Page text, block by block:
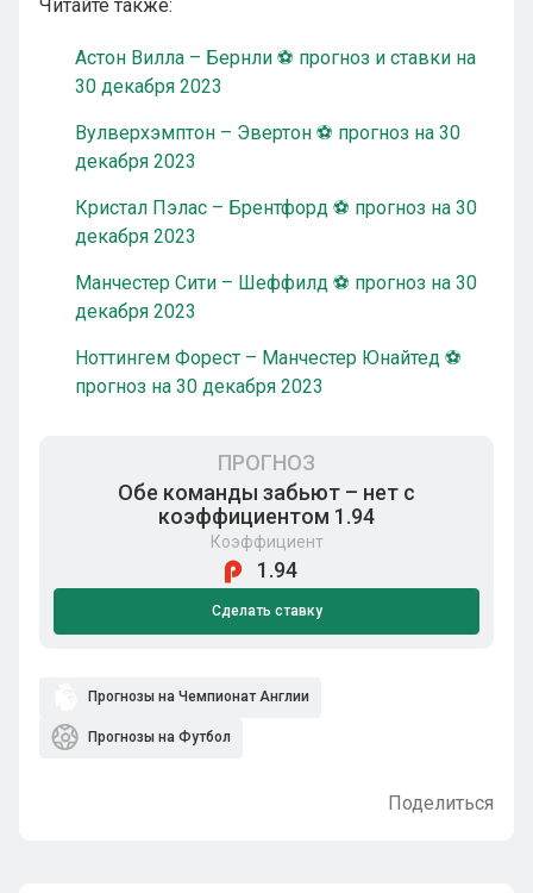
Читайте также:
Астон Вилла – Бернли ⚽ прогноз и ставки на
30 декабря 2023
Вулверхэмптон – Эвертон ⚽ прогноз на 30
декабря 2023
Кристал Пэлас – Брентфорд ⚽ прогноз на 30
декабря 2023
Манчестер Сити – Шеффилд ⚽ прогноз на 30
декабря 2023
Ноттингем Форест – Манчестер Юнайтед ⚽
прогноз на 30 декабря 2023
ПРОГНОЗ
Обе команды забьют – нет с
коэффициентом 1.94
Коэффициент
1.94
Сделать ставку
Прогнозы на Чемпионат Англии
Прогнозы на Футбол
Поделиться